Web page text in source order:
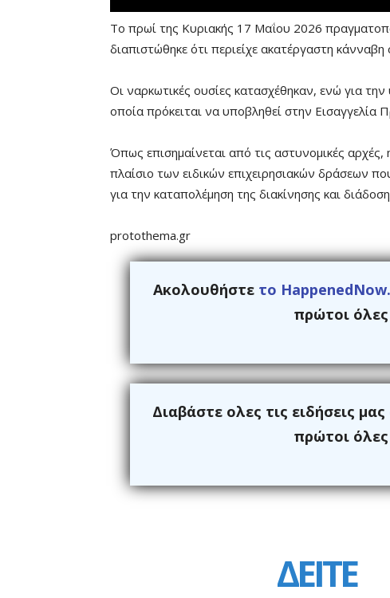
Το πρωί της Κυριακής 17 Μαΐου 2026
διαπιστώθηκε ότι περιείχε ακατέργαστη
Οι ναρκωτικές ουσίες κατασχέθηκαν, ενώ για
οποία πρόκειται να υποβληθεί στην Εισαγγελία
Όπως επισημαίνεται από τις αστυνομικές αρχές,
πλαίσιο των ειδικών επιχειρησιακών δράσεων
για την καταπολέμηση της διακίνησης και
protothema.gr
Ακολουθήστε το
πρώτοι όλες
Διαβάστε ολες τις ειδήσεις μας
πρώτοι όλες
ΔΕΙΤΕ